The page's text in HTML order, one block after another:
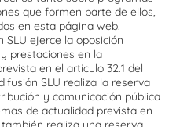
que formen parte de ellos,
en esta página web.
SLU ejerce la oposición
prestaciones en la
en el artículo 32.1 del
SLU realiza la reserva
y comunicación pública
de actualidad prevista en